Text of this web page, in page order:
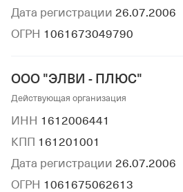
Дата регистрации 26.07.2006
ОГРН 1061673049790
ООО "ЭЛВИ - ПЛЮС"
Действующая организация
ИНН 1612006441
КПП 161201001
Дата регистрации 26.07.2006
ОГРН 1061675062613